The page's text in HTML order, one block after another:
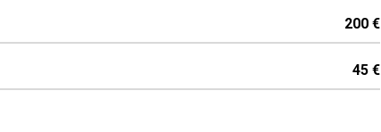
200 €
45 €